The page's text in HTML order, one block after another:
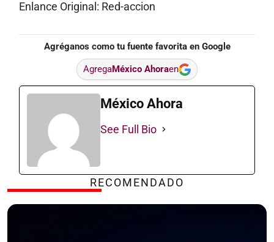
Enlance Original: Red-accion
Agréganos como tu fuente favorita en Google
AgregaMéxico Ahoraen
México Ahora
See Full Bio
RECOMENDADO